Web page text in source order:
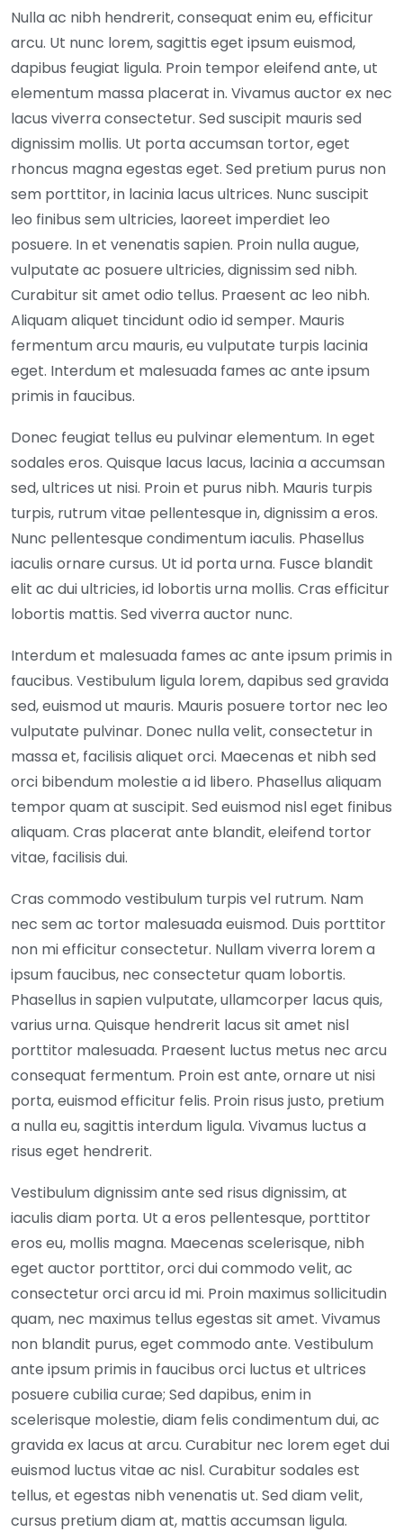
Nulla ac nibh hendrerit, consequat enim eu, efficitur
arcu. Ut nunc lorem, sagittis eget ipsum euismod,
dapibus feugiat ligula. Proin tempor eleifend ante, ut
elementum massa placerat in. Vivamus auctor ex nec
lacus viverra consectetur. Sed suscipit mauris sed
dignissim mollis. Ut porta accumsan tortor, eget
rhoncus magna egestas eget. Sed pretium purus non
sem porttitor, in lacinia lacus ultrices. Nunc suscipit
leo finibus sem ultricies, laoreet imperdiet leo
posuere. In et venenatis sapien. Proin nulla augue,
vulputate ac posuere ultricies, dignissim sed nibh.
Curabitur sit amet odio tellus. Praesent ac leo nibh.
Aliquam aliquet tincidunt odio id semper. Mauris
fermentum arcu mauris, eu vulputate turpis lacinia
eget. Interdum et malesuada fames ac ante ipsum
primis in faucibus.
Donec feugiat tellus eu pulvinar elementum. In eget
sodales eros. Quisque lacus lacus, lacinia a accumsan
sed, ultrices ut nisi. Proin et purus nibh. Mauris turpis
turpis, rutrum vitae pellentesque in, dignissim a eros.
Nunc pellentesque condimentum iaculis. Phasellus
iaculis ornare cursus. Ut id porta urna. Fusce blandit
elit ac dui ultricies, id lobortis urna mollis. Cras efficitur
lobortis mattis. Sed viverra auctor nunc.
Interdum et malesuada fames ac ante ipsum primis in
faucibus. Vestibulum ligula lorem, dapibus sed gravida
sed, euismod ut mauris. Mauris posuere tortor nec leo
vulputate pulvinar. Donec nulla velit, consectetur in
massa et, facilisis aliquet orci. Maecenas et nibh sed
orci bibendum molestie a id libero. Phasellus aliquam
tempor quam at suscipit. Sed euismod nisl eget finibus
aliquam. Cras placerat ante blandit, eleifend tortor
vitae, facilisis dui.
Cras commodo vestibulum turpis vel rutrum. Nam
nec sem ac tortor malesuada euismod. Duis porttitor
non mi efficitur consectetur. Nullam viverra lorem a
ipsum faucibus, nec consectetur quam lobortis.
Phasellus in sapien vulputate, ullamcorper lacus quis,
varius urna. Quisque hendrerit lacus sit amet nisl
porttitor malesuada. Praesent luctus metus nec arcu
consequat fermentum. Proin est ante, ornare ut nisi
porta, euismod efficitur felis. Proin risus justo, pretium
a nulla eu, sagittis interdum ligula. Vivamus luctus a
risus eget hendrerit.
Vestibulum dignissim ante sed risus dignissim, at
iaculis diam porta. Ut a eros pellentesque, porttitor
eros eu, mollis magna. Maecenas scelerisque, nibh
eget auctor porttitor, orci dui commodo velit, ac
consectetur orci arcu id mi. Proin maximus sollicitudin
quam, nec maximus tellus egestas sit amet. Vivamus
non blandit purus, eget commodo ante. Vestibulum
ante ipsum primis in faucibus orci luctus et ultrices
posuere cubilia curae; Sed dapibus, enim in
scelerisque molestie, diam felis condimentum dui, ac
gravida ex lacus at arcu. Curabitur nec lorem eget dui
euismod luctus vitae ac nisl. Curabitur sodales est
tellus, et egestas nibh venenatis ut. Sed diam velit,
cursus pretium diam at, mattis accumsan ligula.